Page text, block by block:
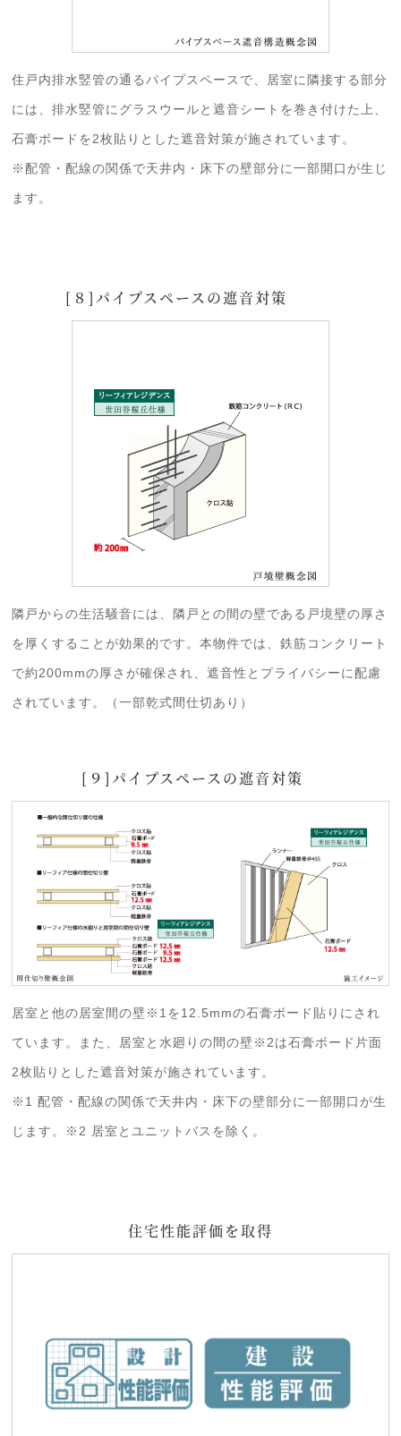
住戸内排水竪管の通るパイプスペースで、居室に隣接する部分
には、排水竪管にグラスウールと遮音シートを巻き付けた上、
石膏ボードを2枚貼りとした遮音対策が施されています。
※配管・配線の関係で天井内・床下の壁部分に一部開口が生じ
ます。
[８]パイプスペースの遮音対策
隣戸からの生活騒音には、隣戸との間の壁である戸境壁の厚さ
を厚くすることが効果的です。本物件では、鉄筋コンクリート
で約200mmの厚さが確保され、遮音性とプライバシーに配慮
されています。（一部乾式間仕切あり）
[９]パイプスペースの遮音対策
居室と他の居室間の壁※1を12.5mmの石膏ボード貼りにされ
ています。また、居室と水廻りの間の壁※2は石膏ボード片面
2枚貼りとした遮音対策が施されています。
※1 配管・配線の関係で天井内・床下の壁部分に一部開口が生
じます。※2 居室とユニットバスを除く。
住宅性能評価を取得